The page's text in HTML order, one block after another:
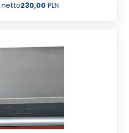
netto230,00 PLN